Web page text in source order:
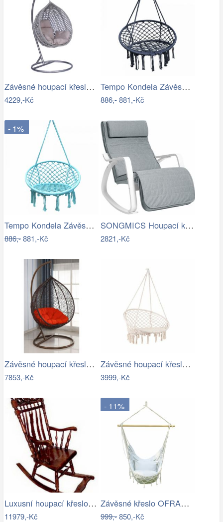
Závěsné houpací křeslo Houseland Imogen…
4229,-Kč
Tempo Kondela Závěsné křeslo AMADO 2…
886,-881,-Kč
- 1%
Tempo Kondela Závěsné křeslo AMADO 2…
886,-881,-Kč
SONGMICS Houpací křeslo Faux světle šedé
2821,-Kč
Závěsné houpací křeslo - AX
7853,-Kč
Závěsné houpací křeslo ve stylu hipís -…
3999,-Kč
Luxusní houpací křeslo - EL
11979,-Kč
- 11%
Závěsné křeslo OFRAME Tempo Kondela
999,-850,-Kč